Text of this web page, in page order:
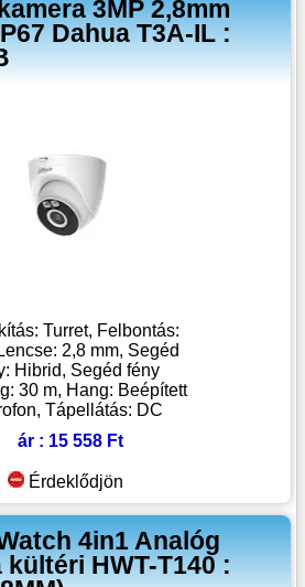
3MP 2,8mm
Dahua T3A-IL :
Turret, Felbontás:
2,8 mm, Segéd
Hibrid, Segéd fény
30 m, Hang: Beépített
Tápellátás: DC
ár : 15 558 Ft
Érdeklődjön
4in1 Analóg
HWT-T140 :